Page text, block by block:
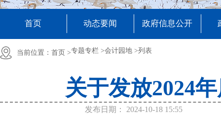
首页 动态要闻 政府信息公开
当前位置： 首页 >专题专栏 >会计园地 >列表
关于发放2024
发布日期： 2024-10-18 15:55